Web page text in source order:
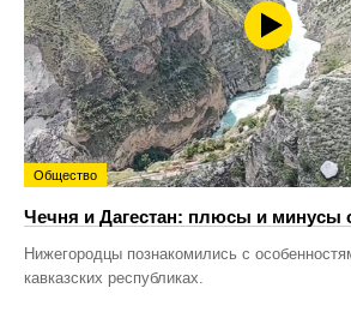
Общество
Чечня и Дагестан: плюсы и минусы
Нижегородцы познакомились с
кавказских республиках.